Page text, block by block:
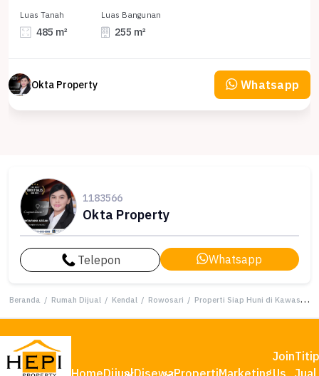
Luas Tanah
485 m²
Luas Bangunan
255 m²
Okta Property Whatsapp
1183566
Okta Property
Telepon Whatsapp
Beranda / Rumah Dijual / Kendal / Rowosari / Properti Siap Huni di Kawasan Rowosari, Kendal, LT 69m²
HomeDijualDisewaPropertiMarketing
Join
Us
Jual